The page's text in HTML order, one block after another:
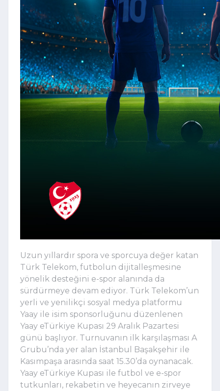
Uzun yıllardır spora ve sporcuya değer katan
Türk Telekom, futbolun dijitalleşmesine
yönelik desteğini e-spor alanında da
sürdürmeye devam ediyor. Türk Telekom’un
yerli ve yenilikçi sosyal medya platformu
Yaay ile isim sponsorluğunu düzenlenen
Yaay eTürkiye Kupası 29 Aralık Pazartesi
günü başlıyor. Turnuvanın ilk karşılaşması A
Grubu’nda yer alan İstanbul Başakşehir ile
Kasımpaşa arasında saat 15.30’da oynanacak.
Yaay eTürkiye Kupası ile futbol ve e-spor
tutkunları, rekabetin ve heyecanın zirveye